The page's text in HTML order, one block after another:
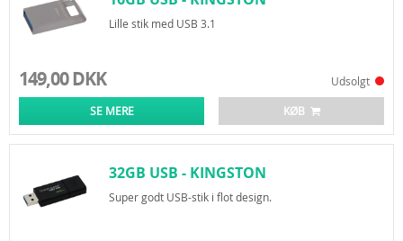
DATATRAVELER MICRO 3.1
Lille stik med USB 3.1
149,00 DKK Udsolgt
SE MERE KØB
32GB USB - KINGSTON
DATATRAVELER 100 G3
Super godt USB-stik i flot design.